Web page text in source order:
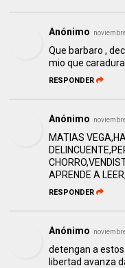
Anónimo
Que barbaro ,
mio que
RESPONDER
Anónimo
MATIAS
APRENDE A
RESPONDER
Anónimo
detengan a
libertad avanza